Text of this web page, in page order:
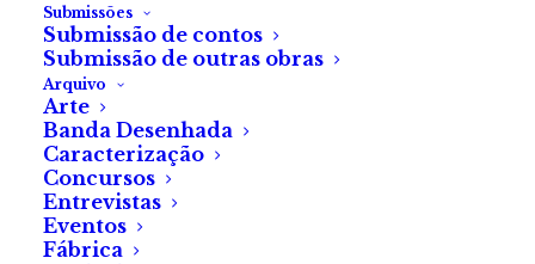
Submissões
Submissão de contos
Submissão de outras obras
Arquivo
Arte
Banda Desenhada
Caracterização
Concursos
Entrevistas
Eventos
Fábrica
Acredita em Mim
de Inês Garcia Morais
— O Diabo não castiga meninas pequeninas — dizia-